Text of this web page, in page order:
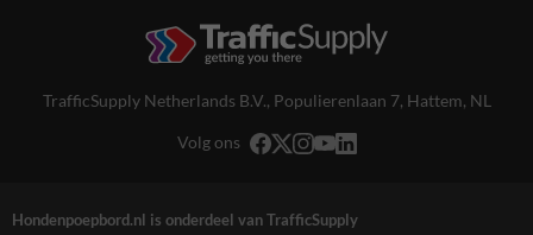
TrafficSupply Netherlands B.V., Populierenlaan 7, Hattem, NL
Volg ons
Hondenpoepbord.nl is onderdeel van TrafficSupply